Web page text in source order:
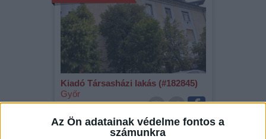
Az Ön adatainak védelme fontos a
számunkra
Kiadó Társasházi lakás (#182845)
Győr
23 m 2 szobák: 1